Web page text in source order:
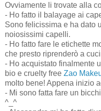
Ovviamente li trovate alla
- Ho fatto il balayage ai
Sono felicissima e ha dato
noiosissimi capelli.
- Ho fatto fare le etichette
che presto riprenderò a
- Ho acquistato finalmente
bio e cruelty free Zao
molto bene! Appena inizio
- Mi sono fatta fare un
^_^